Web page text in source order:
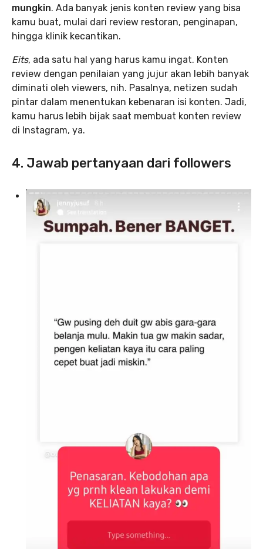
mungkin. Ada banyak jenis konten review yang bisa
kamu buat, mulai dari review restoran, penginapan,
hingga klinik kecantikan.
Eits, ada satu hal yang harus kamu ingat. Konten
review dengan penilaian yang jujur akan lebih banyak
diminati oleh viewers, nih. Pasalnya, netizen sudah
pintar dalam menentukan kebenaran isi konten. Jadi,
kamu harus lebih bijak saat membuat konten review
di Instagram, ya.
4. Jawab pertanyaan dari followers